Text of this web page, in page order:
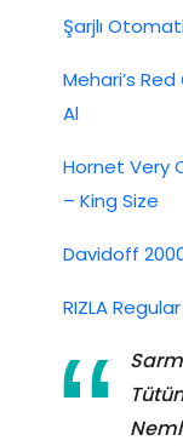
Şarjlı
Mehari’s
Al
Hornet Very
– King Size
Davidoff
RIZLA Regular